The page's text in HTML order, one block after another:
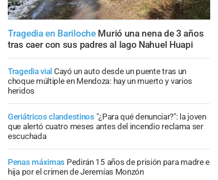
Tragedia en Bariloche Murió una nena de 3 años
tras caer con sus padres al lago Nahuel Huapi
Tragedia vial Cayó un auto desde un puente tras un
choque múltiple en Mendoza: hay un muerto y varios
heridos
Geriátricos clandestinos "¿Para qué denunciar?": la joven
que alertó cuatro meses antes del incendio reclama ser
escuchada
Penas máximas Pedirán 15 años de prisión para madre e
hija por el crimen de Jeremías Monzón